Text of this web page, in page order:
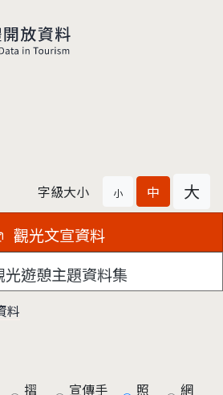
字級大小 小 中 大
觀光文宣資料
光遊憩主題資料集
料
摺
宣傳手
照
網